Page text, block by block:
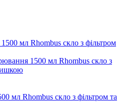
мл Rhombus скло з фільтром та